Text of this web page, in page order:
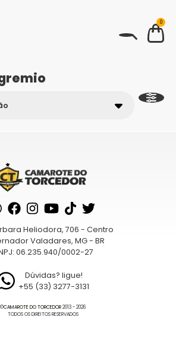
0
Heliodora, 706 - Centro
Valadares, MG - BR
06.235.940/0002-27
Dúvidas? ligue!
+55 (33) 3277-3131
©CAMAROTE DO TORCEDOR2013 - 2026
TODOS OS DIREITOS RESERVADOS